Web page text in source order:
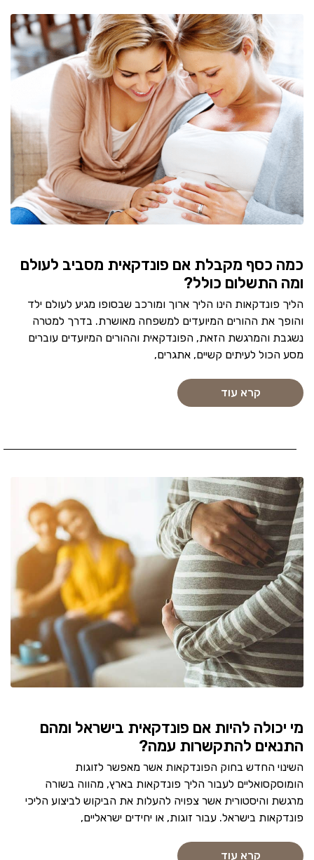
כמה כסף מקבלת אם פונדקאית מסביב לעולם
ומה התשלום כולל?
הליך פונדקאות הינו הליך ארוך ומורכב שבסופו מגיע לעולם ילד
והופך את ההורים המיועדים למשפחה מאושרת. בדרך למטרה
נשגבת והמרגשת הזאת, הפונדקאית וההורים המיועדים עוברים
מסע הכול לעיתים קשיים, אתגרים,
קרא עוד
מי יכולה להיות אם פונדקאית בישראל ומהם
התנאים להתקשרות עמה?
השינוי החדש בחוק הפונדקאות אשר מאפשר לזוגות
הומוסקסואליים לעבור הליך פונדקאות בארץ, מהווה בשורה
מרגשת והיסטורית אשר צפויה להעלות את הביקוש לביצוע הליכי
פונדקאות בישראל. עבור זוגות, או יחידים ישראליים,
קרא עוד